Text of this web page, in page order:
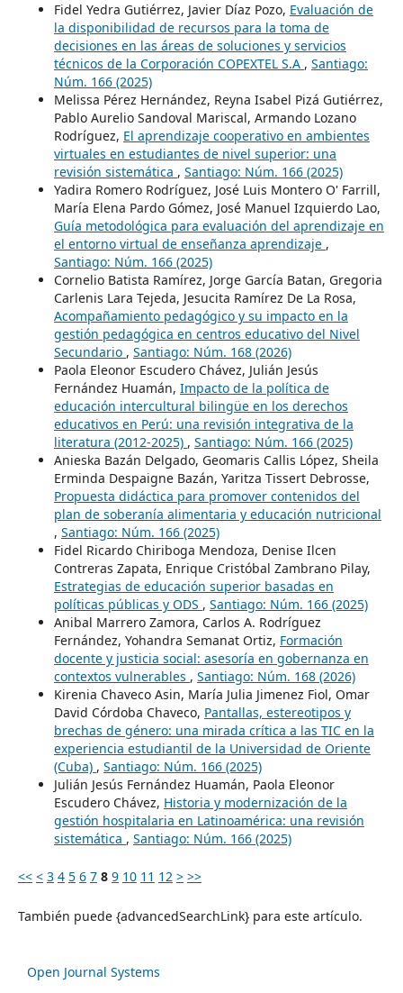
Fidel Yedra Gutiérrez, Javier Díaz Pozo, Evaluación de
la disponibilidad de recursos para la toma de
decisiones en las áreas de soluciones y servicios
técnicos de la Corporación COPEXTEL S.A , Santiago:
Núm. 166 (2025)
Melissa Pérez Hernández, Reyna Isabel Pizá Gutiérrez,
Pablo Aurelio Sandoval Mariscal, Armando Lozano
Rodríguez, El aprendizaje cooperativo en ambientes
virtuales en estudiantes de nivel superior: una
revisión sistemática , Santiago: Núm. 166 (2025)
Yadira Romero Rodríguez, José Luis Montero O' Farrill,
María Elena Pardo Gómez, José Manuel Izquierdo Lao,
Guía metodológica para evaluación del aprendizaje en
el entorno virtual de enseñanza aprendizaje ,
Santiago: Núm. 166 (2025)
Cornelio Batista Ramírez, Jorge García Batan, Gregoria
Carlenis Lara Tejeda, Jesucita Ramírez De La Rosa,
Acompañamiento pedagógico y su impacto en la
gestión pedagógica en centros educativo del Nivel
Secundario , Santiago: Núm. 168 (2026)
Paola Eleonor Escudero Chávez, Julián Jesús
Fernández Huamán, Impacto de la política de
educación intercultural bilingüe en los derechos
educativos en Perú: una revisión integrativa de la
literatura (2012-2025) , Santiago: Núm. 166 (2025)
Anieska Bazán Delgado, Geomaris Callis López, Sheila
Erminda Despaigne Bazán, Yaritza Tissert Debrosse,
Propuesta didáctica para promover contenidos del
plan de soberanía alimentaria y educación nutricional
, Santiago: Núm. 166 (2025)
Fidel Ricardo Chiriboga Mendoza, Denise Ilcen
Contreras Zapata, Enrique Cristóbal Zambrano Pilay,
Estrategias de educación superior basadas en
políticas públicas y ODS , Santiago: Núm. 166 (2025)
Anibal Marrero Zamora, Carlos A. Rodríguez
Fernández, Yohandra Semanat Ortiz, Formación
docente y justicia social: asesoría en gobernanza en
contextos vulnerables , Santiago: Núm. 168 (2026)
Kirenia Chaveco Asin, María Julia Jimenez Fiol, Omar
David Córdoba Chaveco, Pantallas, estereotipos y
brechas de género: una mirada crítica a las TIC en la
experiencia estudiantil de la Universidad de Oriente
(Cuba) , Santiago: Núm. 166 (2025)
Julián Jesús Fernández Huamán, Paola Eleonor
Escudero Chávez, Historia y modernización de la
gestión hospitalaria en Latinoamérica: una revisión
sistemática , Santiago: Núm. 166 (2025)
<< < 3 4 5 6 7 8 9 10 11 12 > >>
También puede {advancedSearchLink} para este artículo.
Open Journal Systems